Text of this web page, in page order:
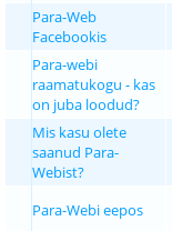
Para-Web
Facebookis
Para-webi
raamatukogu - kas
on juba loodud?
Mis kasu olete
saanud Para-
Webist?
Para-Webi eepos